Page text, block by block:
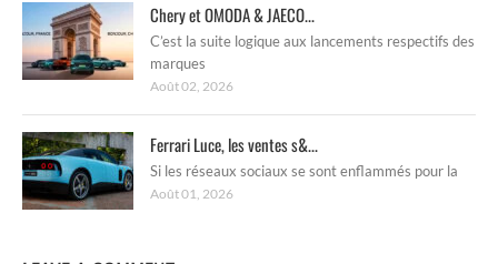
Chery et OMODA & JAECO...
C’est la suite logique aux lancements respectifs des
marques
Août 02, 2026
Ferrari Luce, les ventes s&...
Si les réseaux sociaux se sont enflammés pour la
Août 01, 2026